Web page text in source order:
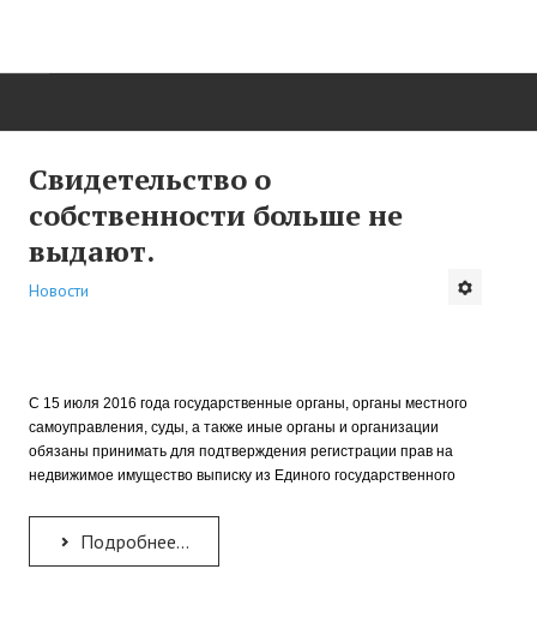
НОВОСТИ
НЕДВИЖИМОСТЬ
Коммерческая
Загородная
НОВОСТРОЙКИ
Свидетельство о
собственности больше не
выдают.
Новости
С 15 июля 2016 года государственные органы, органы местного
самоуправления, суды, а также иные органы и организации
обязаны принимать для подтверждения регистрации прав на
недвижимое имущество выписку из Единого государственного
Подробнее...